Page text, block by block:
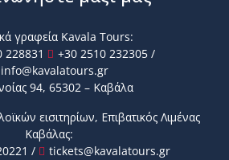
γραφεία Kavala Tours:
228831
+30 2510 232305/
info@kavalatours.gr
94, 65302 – Καβάλα
εισιτηρίων, Επιβατικός Λιμένας
Καβάλας:
/ tickets@kavalatours.gr